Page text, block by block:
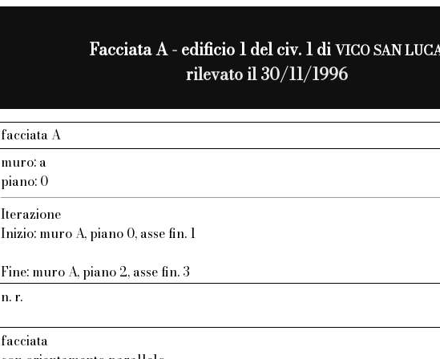
Facciata A - edificio 1 del civ. 1 diVICO SAN
rilevato il 30/11/1996
facciata A
muro: a
piano: 0
Iterazione
Inizio: muro A, piano 0, asse fin. 1
Fine: muro A, piano 2, asse fin. 3
n. r.
facciata